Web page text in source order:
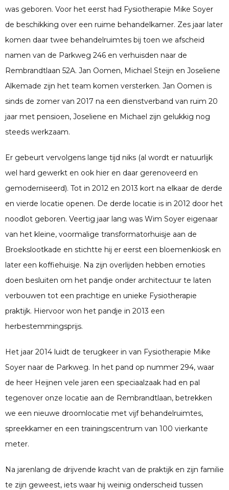
was geboren. Voor het eerst had Fysiotherapie Mike Soyer
de beschikking over een ruime behandelkamer. Zes jaar later
komen daar twee behandelruimtes bij toen we afscheid
namen van de Parkweg 246 en verhuisden naar de
Rembrandtlaan 52A. Jan Oomen, Michael Steijn en Joseliene
Alkemade zijn het team komen versterken. Jan Oomen is
sinds de zomer van 2017 na een dienstverband van ruim 20
jaar met pensioen, Joseliene en Michael zijn gelukkig nog
steeds werkzaam.
Er gebeurt vervolgens lange tijd niks (al wordt er natuurlijk
wel hard gewerkt en ook hier en daar gerenoveerd en
gemoderniseerd). Tot in 2012 en 2013 kort na elkaar de derde
en vierde locatie openen. De derde locatie is in 2012 door het
noodlot geboren. Veertig jaar lang was Wim Soyer eigenaar
van het kleine, voormalige transformatorhuisje aan de
Broekslootkade en stichtte hij er eerst een bloemenkiosk en
later een koffiehuisje. Na zijn overlijden hebben emoties
doen besluiten om het pandje onder architectuur te laten
verbouwen tot een prachtige en unieke Fysiotherapie
praktijk. Hiervoor won het pandje in 2013 een
herbestemmingsprijs.
Het jaar 2014 luidt de terugkeer in van Fysiotherapie Mike
Soyer naar de Parkweg. In het pand op nummer 294, waar
de heer Heijnen vele jaren een speciaalzaak had en pal
tegenover onze locatie aan de Rembrandtlaan, betrekken
we een nieuwe droomlocatie met vijf behandelruimtes,
spreekkamer en een trainingscentrum van 100 vierkante
meter.
Na jarenlang de drijvende kracht van de praktijk en zijn familie
te zijn geweest, iets waar hij weinig onderscheid tussen